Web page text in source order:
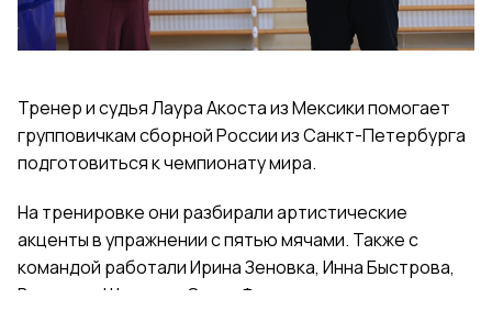
Тренер и судья Лаура Акоста из Мексики помогает
групповичкам сборной России из Санкт-Петербурга
подготовиться к чемпионату мира.
На тренировке они разбирали артистические
акценты в упражнении с пятью мячами. Также с
командой работали Ирина Зеновка, Инна Быстрова,
Вероника Шаткова, Ольга Фролова.